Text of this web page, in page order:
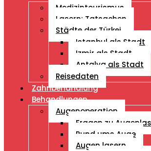
Medizintourismus
Lasern: Tatsachen
Städte der Türkei
Istanbul als Stadt
Izmir als Stadt
Antalya als Stadt
Reisedaten
Zahnbehandlung
Behandlungen
Augenoperation
Fragen zu
Rund ums Auge
Augen lasern